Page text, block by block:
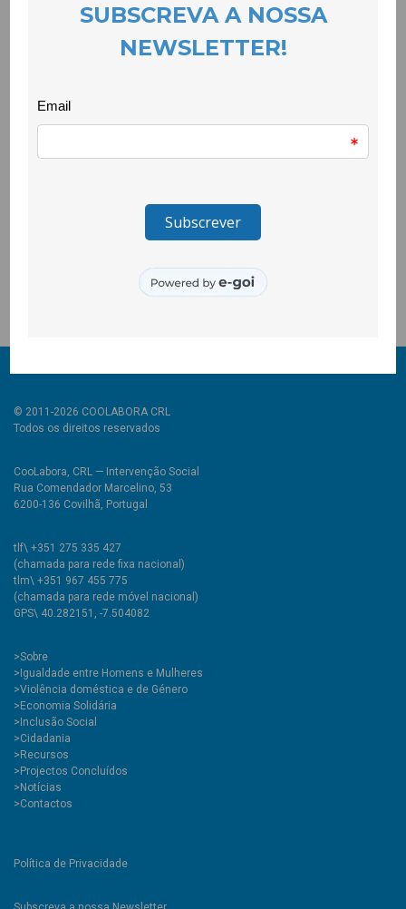
2 dias o grupo trabalhou intensamente a temática com oficinas
artivistas e debates e a avaliação não podia ser melhor como
revela uma das participantes: “A residência artística superou as
Coolaboratório teve um cunho muito feminino, de partilha de
experiências acompanhada de sororidade, o que me inspirou
Esta iniciativa foi financiada pelo Programa Catalyst of Change
© 2011-2026 COOLABORA CRL
Todos os direitos reservados
CooLabora, CRL — Intervenção Social
Rua Comendador Marcelino, 53
6200-136 Covilhã, Portugal
tlf\ +351 275 335 427
(chamada para rede fixa nacional)
tlm\ +351 967 455 775
(chamada para rede móvel nacional)
GPS\ 40.282151, -7.504082
>Sobre
>Igualdade entre Homens e Mulheres
>Violência doméstica e de Género
>Economia Solidária
>Inclusão Social
>Cidadania
>Recursos
>Projectos Concluídos
>Notícias
>Contactos
Política de Privacidade